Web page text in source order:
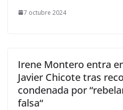
7 octubre 2024
Irene Montero entra
Javier Chicote tras
condenada por
falsa“